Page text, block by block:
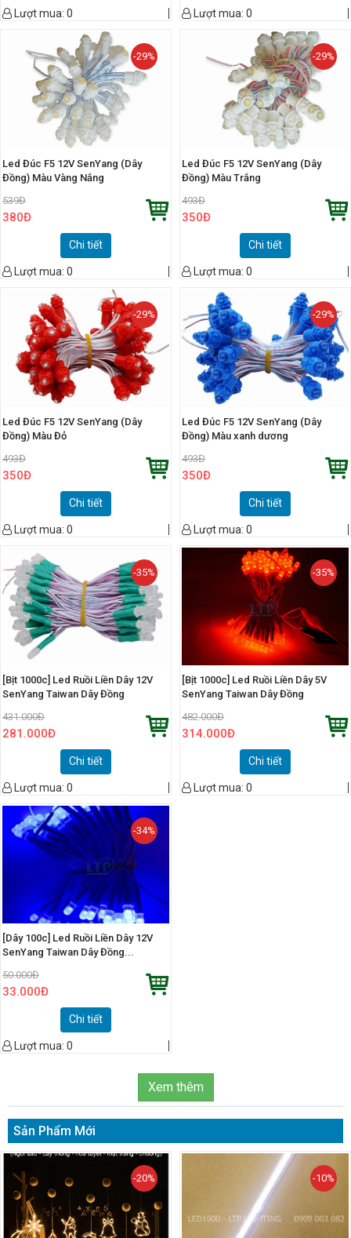
Lượt mua: 0 Lượt mua: 0
-29%
Led Đúc F5 12V SenYang (Dây
Đồng) Màu Vàng Nắng
539Đ
380Đ
Chi tiết
Lượt mua: 0
-29%
Led Đúc F5 12V SenYang (Dây
Đồng) Màu Trắng
493Đ
350Đ
Chi tiết
Lượt mua: 0
-29%
Led Đúc F5 12V SenYang (Dây
Đồng) Màu Đỏ
493Đ
350Đ
Chi tiết
Lượt mua: 0
-29%
Led Đúc F5 12V SenYang (Dây
Đồng) Màu xanh dương
493Đ
350Đ
Chi tiết
Lượt mua: 0
-35%
[Bịt 1000c] Led Ruồi Liền Dây 12V
SenYang Taiwan Dây Đồng
431.000Đ
281.000Đ
Chi tiết
Lượt mua: 0
-35%
[Bịt 1000c] Led Ruồi Liền Dây 5V
SenYang Taiwan Dây Đồng
482.000Đ
314.000Đ
Chi tiết
Lượt mua: 0
-34%
[Dây 100c] Led Ruồi Liền Dây 12V
SenYang Taiwan Dây Đồng...
50.000Đ
33.000Đ
Chi tiết
Lượt mua: 0
Xem thêm
Sản Phẩm Mới
-20% -10%